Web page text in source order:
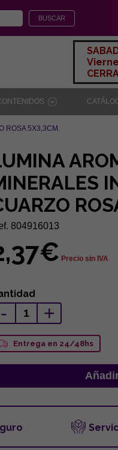
ROSA 5X3,3CM.
804916013
Precio sin IVA
- +
Entrega en 24/48hs